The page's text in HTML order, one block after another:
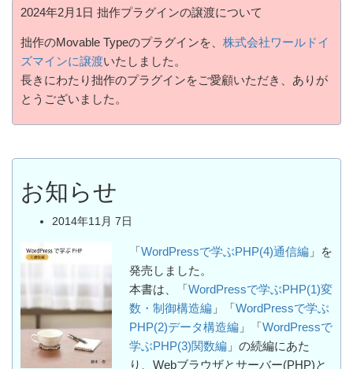
2024年2月1日 拙作プラグインの譲渡について
拙作のMovable Typeのプラグインを、 株式会社ワールドイ
ズマインに譲渡いたしました。
長きにわたり拙作のプラグインをご愛顧いただき、ありが
とうございました。
お知らせ
2014年11月 7日
「 WordPressで学ぶPHP(4)通信編 」を
発売しました。
本書は、「 WordPressで学ぶPHP(1)変
数・制御構造編 」「 WordPressで学ぶ
PHP(2)データ構造編 」「 WordPressで
学ぶPHP(3)関数編 」の続編にあた
り、Webブラウザとサーバー(PHP)と